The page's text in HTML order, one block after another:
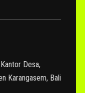
Desa,
Karangasem, Bali